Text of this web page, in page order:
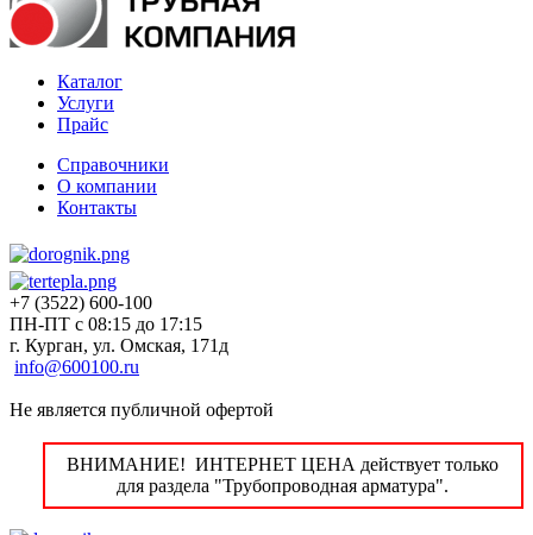
Каталог
Услуги
Прайс
Справочники
О компании
Контакты
+7 (3522) 600-100
ПН-ПТ с 08:15 до 17:15
г. Курган, ул. Омская, 171д
info@600100.ru
Не является публичной офертой
ВНИМАНИЕ! ИНТЕРНЕТ ЦЕНА действует только
для раздела "Трубопроводная арматура".